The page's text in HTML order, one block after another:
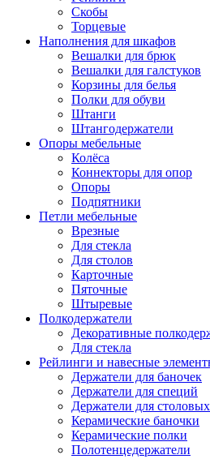
Скобы
Торцевые
Наполнения для шкафов
Вешалки для брюк
Вешалки для галстуков
Корзины для белья
Полки для обуви
Штанги
Штангодержатели
Опоры мебельные
Колёса
Коннекторы для опор
Опоры
Подпятники
Петли мебельные
Врезные
Для стекла
Для столов
Карточные
Пяточные
Штыревые
Полкодержатели
Декоративные
Для стекла
Рейлинги и навесные
Держатели для баночек
Держатели для специй
Держатели для
Керамические баночки
Керамические полки
Полотенцедержатели